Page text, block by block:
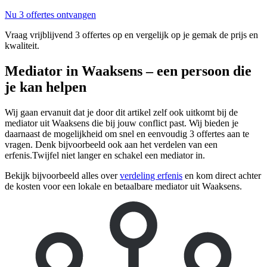
Nu 3 offertes ontvangen
Vraag vrijblijvend 3 offertes op en vergelijk op je gemak de prijs en
kwaliteit.
Mediator in Waaksens – een persoon die
je kan helpen
Wij gaan ervanuit dat je door dit artikel zelf ook uitkomt bij de
mediator uit Waaksens die bij jouw conflict past. Wij bieden je
daarnaast de mogelijkheid om snel en eenvoudig 3 offertes aan te
vragen. Denk bijvoorbeeld ook aan het verdelen van een
erfenis.Twijfel niet langer en schakel een mediator in.
Bekijk bijvoorbeeld alles oververdeling erfenis en kom direct achter
de kosten voor een lokale en betaalbare mediator uit Waaksens.